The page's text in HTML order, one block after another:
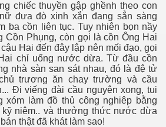
chiếc thuyền gập ghềnh theo con
đưa đò xinh xắn đang sẳn sàng
ba cồn liên tục. Tuy nhiên bọn nầy
Cồn Phụng, còn gọi là cồn Ông Hai
Hai đến đây lập nên mối đạo, gọi
chỉ uống nước dừa. Từ đầu cồn
nhà sàn san sát nhau, đó là đệ tử
trương ăn chay trường và cầu
Đi viếng đài cầu nguyện xong, tui
xóm làm đồ thủ công nghiêp bằng
niệm.. và thưởng thức nước dừa
thật đã khát làm sao!